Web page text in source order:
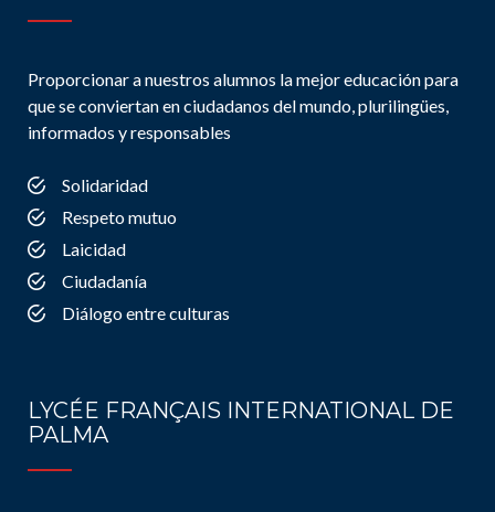
Proporcionar a nuestros alumnos la mejor educación para
que se conviertan en ciudadanos del mundo, plurilingües,
informados y responsables
Solidaridad
Respeto mutuo
Laicidad
Ciudadanía
Diálogo entre culturas
LYCÉE FRANÇAIS INTERNATIONAL DE
PALMA